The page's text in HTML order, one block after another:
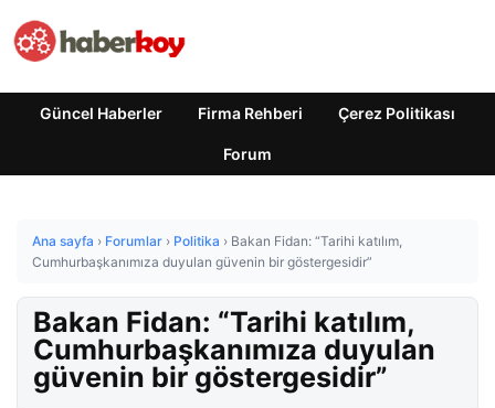
Güncel Haberler Firma Rehberi Çerez Politikası
Forum
Ana sayfa › Forumlar › Politika › Bakan Fidan: “Tarihi katılım,
Cumhurbaşkanımıza duyulan güvenin bir göstergesidir”
Bakan Fidan: “Tarihi katılım,
Cumhurbaşkanımıza duyulan
güvenin bir göstergesidir”